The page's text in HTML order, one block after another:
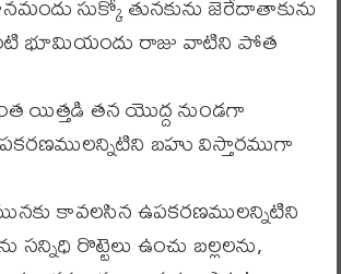
భూమియందు రాజు వాటిని పోత
యిత్తడి తన యొద్ద నుండగా
బహు విస్తారముగా
కావలసిన ఉపకరణములన్నిటిని
సన్నిధి రొట్టెలు ఉంచు బల్లలను,